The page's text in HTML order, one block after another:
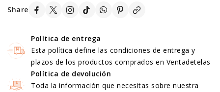
Share
Política de entrega
Esta política define las condiciones de entrega y
plazos de los productos comprados en Ventadetelas
Política de devolución
Toda la información que necesitas sobre nuestra